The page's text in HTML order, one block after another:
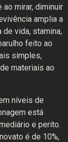
mirar, diminuir
amplia a
vida, stamina,
feito ao
simples,
materiais ao
níveis de
está
e perito.
é de 10%,